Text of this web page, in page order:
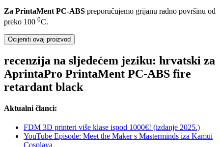
Za PrintaMent PC-ABS preporučujemo grijanu radno površinu od
preko 100 0C.
Ocijeniti ovaj proizvod
recenzija na sljedećem jeziku: hrvatski za
AprintaPro PrintaMent PC-ABS fire
retardant black
Aktualni članci:
FDM 3D printeri više klase ispod 1000€! (izdanje 2025.)
YouTube Episode: Meet the Maker s Masterminds iza Kamui
Cosplaya